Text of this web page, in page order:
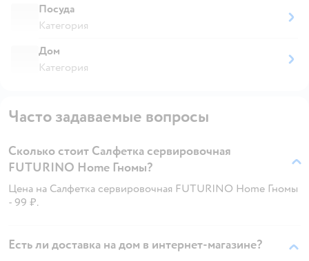
Посуда
Категория
Дом
Категория
Часто задаваемые вопросы
Сколько стоит Салфетка сервировочная
FUTURINO Home Гномы?
Цена на Салфетка сервировочная FUTURINO Home Гномы
- 99 ₽.
Есть ли доставка на дом в интернет-магазине?